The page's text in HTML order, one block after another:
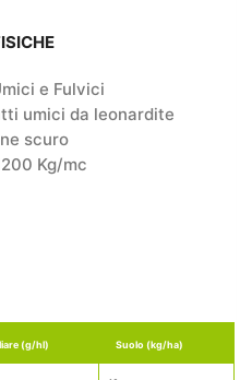
e Fulvici
umici da leonardite
scuro
Kg/mc
(g/hl) Suolo (kg/ha)